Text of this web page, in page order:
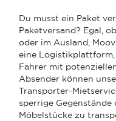
Du musst ein Paket
Paketversand? Egal,
oder im Ausland,
eine
Fahrer mit
Absender können
Transporter-
sperrige
Möbelstücke zu